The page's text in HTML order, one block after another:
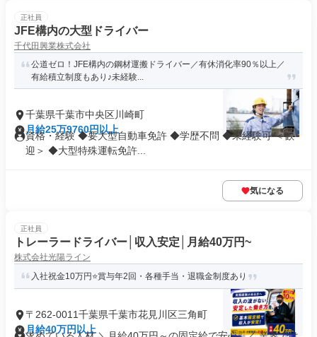
正社員
JFE構内の大型ドライバー
千代田興業株式会社
公道ゼロ！JFE構内の鋼材運搬ドライバー／有休消化率90％以上／
有給積立制度もあり♪未経験...
千葉県千葉市中央区川崎町
月給25万9760円以上
資格・経験 ◆要大型自動車免許 ◆学歴不問 ◆未経験可 ＜歓
迎＞ ◆大型特殊運転免許...
気になる
正社員
トレーラードライバー│収入安定│月給40万円~
株式会社光陽ライン
入社祝金10万円⭐賞与年2回・各種手当・退職金制度あり
〒262-0011千葉県千葉市花見川区三角町
月給40万円以上